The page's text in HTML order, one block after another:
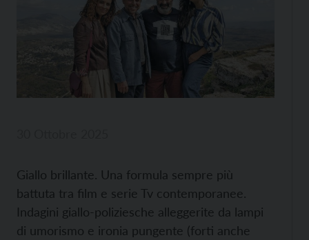
Giallo brillante. Una formula sempre più
battuta tra film e serie Tv contemporanee.
Indagini giallo-poliziesche alleggerite da lampi
di umorismo e ironia pungente (forti anche